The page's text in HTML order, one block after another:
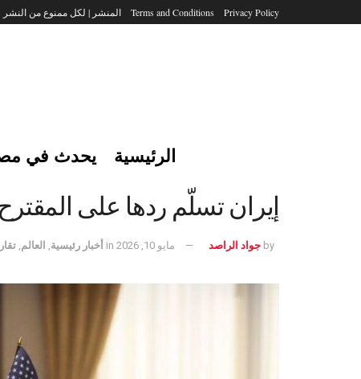
Privacy Policy
Terms and Conditions المنشر | لكل ممنوع من النشر
الرئيسية يحدث في
إيران تسلّم ردها على
by جواد الراصد مايو 10, 2026 in أخبار رئيسية العالم